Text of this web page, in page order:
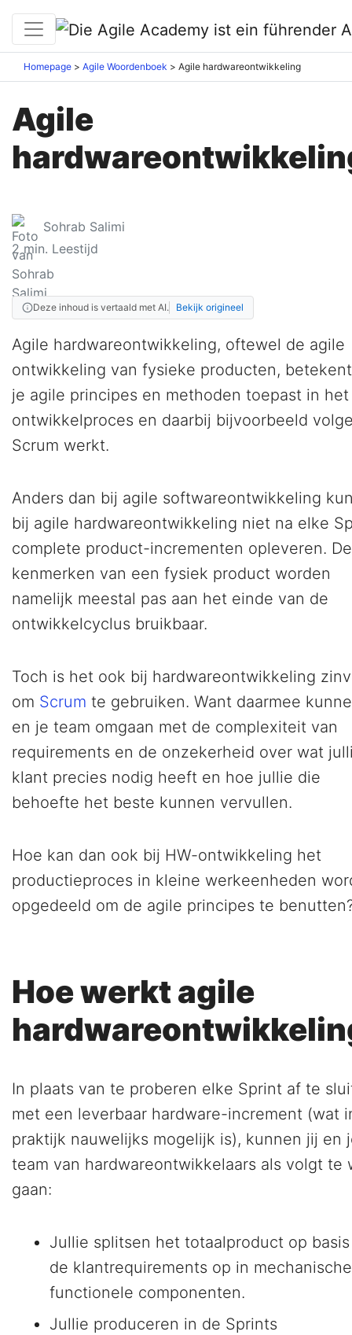
Homepage Agile Woordenboek Agile hardwareontwikkeling
Agile
Sohrab Salimi
2min. Leestijd
Deze inhoud is vertaald met AI. Bekijk origineel
Agile hardwareontwikkeling, oftewel de agile
ontwikkeling van fysieke producten,
je agile principes en methoden toepast in het
ontwikkelproces en daarbij bijvoorbeeld
Scrum werkt.
Anders dan bij agile softwareontwikkeling
bij agile hardwareontwikkeling niet na elke
complete product-incrementen opleveren. De
kenmerken van een fysiek product worden
namelijk meestal pas aan het einde van de
ontwikkelcyclus bruikbaar.
Toch is het ook bij hardwareontwikkeling
om Scrum te gebruiken. Want daarmee
en je team omgaan met de complexiteit van
requirements en de onzekerheid over wat
klant precies nodig heeft en hoe jullie die
behoefte het beste kunnen vervullen.
Hoe kan dan ook bij HW-ontwikkeling het
productieproces in kleine werkeenheden
opgedeeld om de agile principes te
Hoe werkt agile
In plaats van te proberen elke Sprint af te
met een leverbaar hardware-increment (wat
praktijk nauwelijks mogelijk is), kunnen jij en
team van hardwareontwikkelaars als volgt te
gaan:
Jullie splitsen het totaalproduct op
de klantrequirements op in
functionele componenten.
Jullie produceren in de Sprints